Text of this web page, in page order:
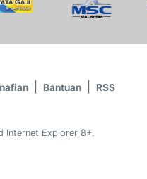
Bantuan RSS
Internet Explorer 8+.